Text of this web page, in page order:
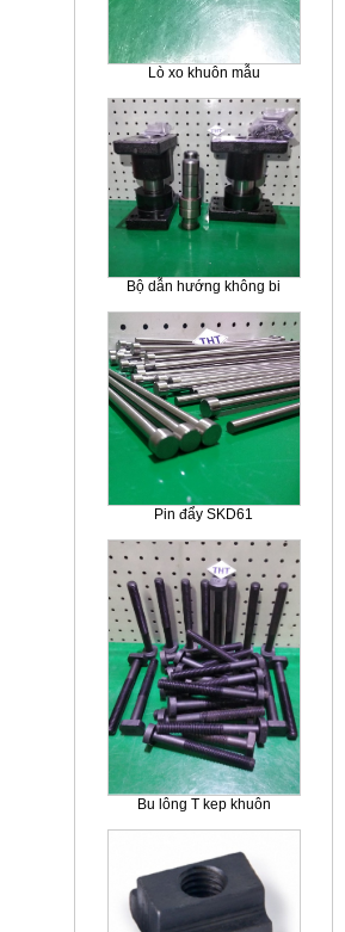
Lò xo khuôn mẫu
Bộ dẫn hướng không bi
Pin đẩy SKD61
Bu lông T kep khuôn